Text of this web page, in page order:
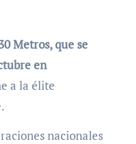
Metros, que se
en
a la élite
nacionales